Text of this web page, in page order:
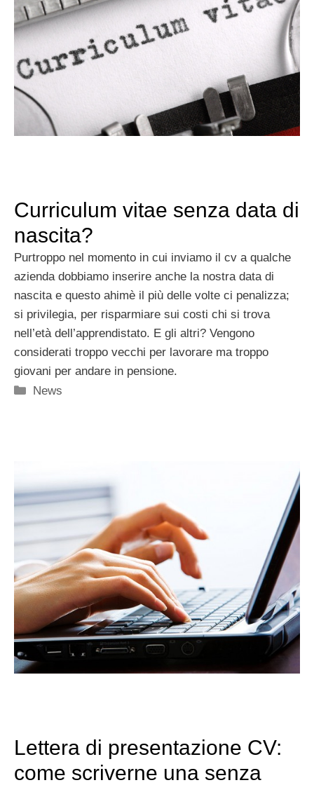
Curriculum vitae senza data di
nascita?
Purtroppo nel momento in cui inviamo il cv a qualche
azienda dobbiamo inserire anche la nostra data di
nascita e questo ahimè il più delle volte ci penalizza;
si privilegia, per risparmiare sui costi chi si trova
nell’età dell’apprendistato. E gli altri? Vengono
considerati troppo vecchi per lavorare ma troppo
giovani per andare in pensione.
Categorie
News
Lettera di presentazione CV:
come scriverne una senza